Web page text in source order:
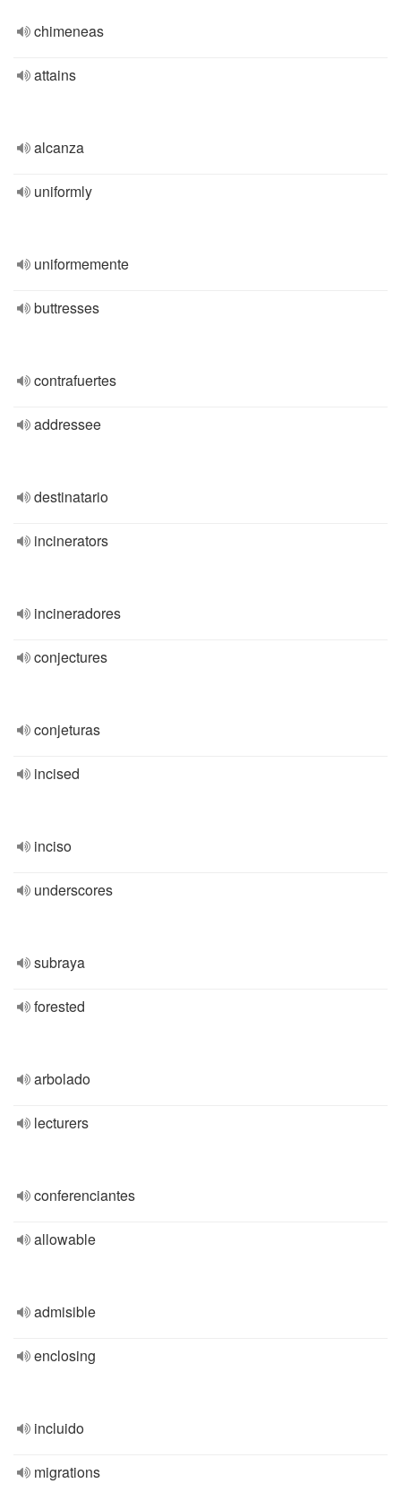
chimeneas
attains
alcanza
uniformly
uniformemente
buttresses
contrafuertes
addressee
destinatario
incinerators
incineradores
conjectures
conjeturas
incised
inciso
underscores
subraya
forested
arbolado
lecturers
conferenciantes
allowable
admisible
enclosing
incluido
migrations